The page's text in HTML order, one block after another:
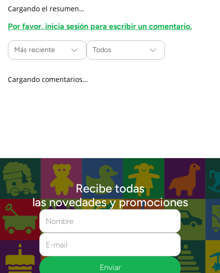
Cargando el resumen…
Por favor, inicia sesión para escribir un comentario.
Más reciente Todos
Cargando comentarios…
Recibe todas
las novedades y promociones
Enviar